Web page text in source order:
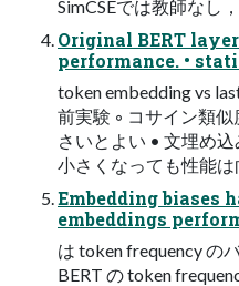
SimCSEでは教師なし
Original BERT
performance. •
token embedding vs
前実験 ◦ コサイン類
さいとよい • 文埋め
小さくなっても性能
Embedding biases
embeddings
は token frequency の
BERT の token